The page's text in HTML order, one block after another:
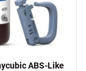
ABS-Like